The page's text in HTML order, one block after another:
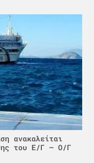
ανακαλείται
του Ε/Γ – Ο/Γ